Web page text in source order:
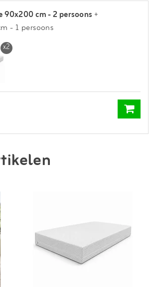
cm - 2 persoons+
- 1 persoons
x2